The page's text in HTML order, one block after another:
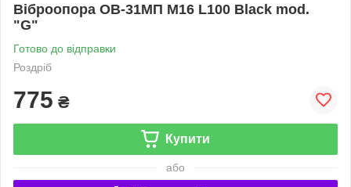
Віброопора ОВ-31МП M16 L100 Black mod.
"G"
Готово до відправки
Роздріб
775 ₴
Купити
або